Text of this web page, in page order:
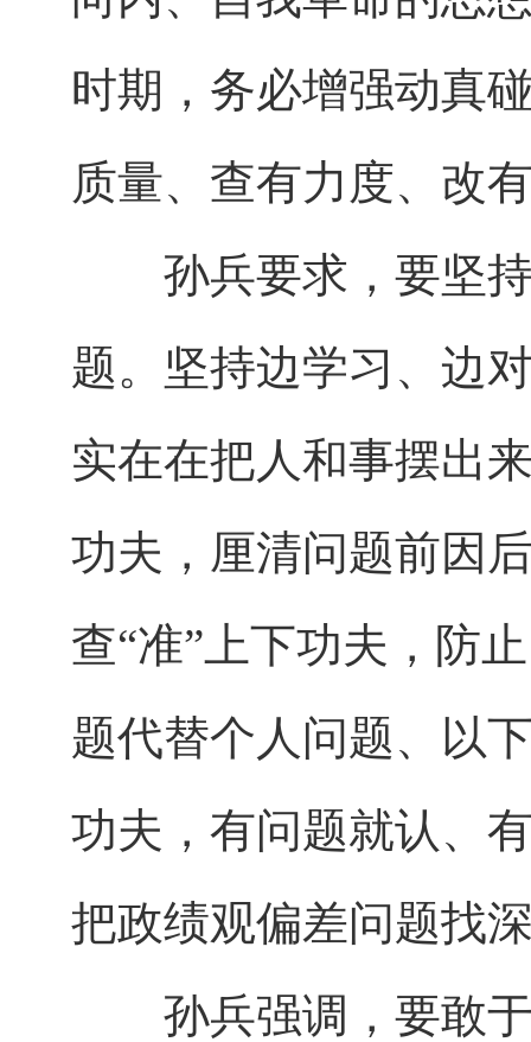
时期，务必增强动真
质量、查有力度、改
孙兵要求，要坚持
题。坚持边学习、边
实在在把人和事摆出
功夫，厘清问题前因
查“准”上下功夫，防
题代替个人问题、以
功夫，有问题就认、
把政绩观偏差问题找
孙兵强调，要敢于